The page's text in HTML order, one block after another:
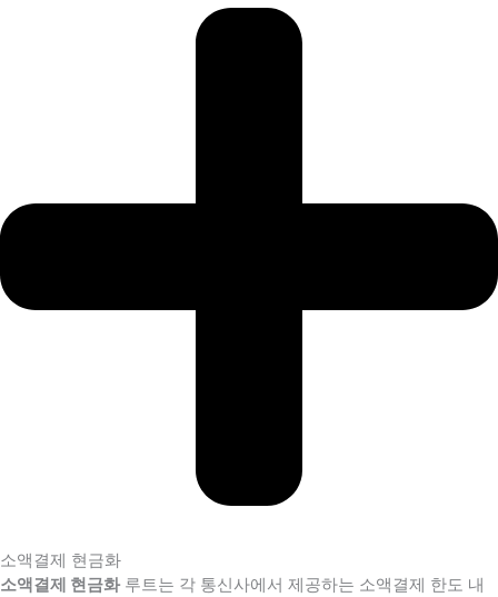
소액결제 현금화
소액결제 현금화루트는 각 통신사에서 제공하는 소액결제 한도 내